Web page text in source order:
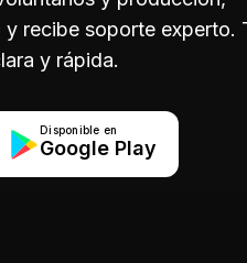
recibe soporte experto.
y rápida.
Disponible en
Google Play